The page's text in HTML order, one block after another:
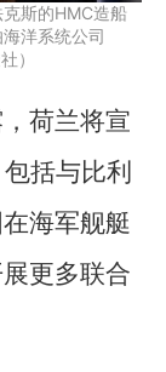
斯的HMC造船
洋系统公司
）
荷兰将宣
括与比利
海军舰艇
更多联合